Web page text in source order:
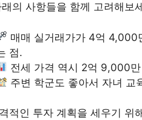
의 사항들을 함께 고려해보
매매 실거래가가 4억 4,000
점.
전세 가격 역시 2억 9,000
주변 학군도 좋아서 자녀 교
적인 투자 계획을 세우기 위